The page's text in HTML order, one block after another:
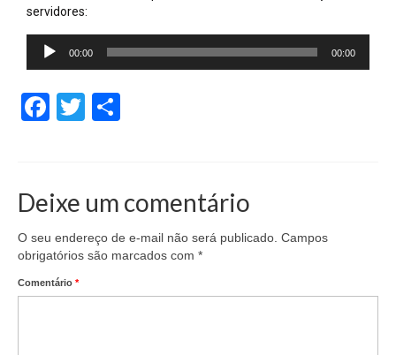
servidores:
Tocador
00:00 00:00
Facebook
Twitter
Deixe um comentário
O seu endereço de e-mail não será publicado. Campos
obrigatórios são marcados com *
Comentário *